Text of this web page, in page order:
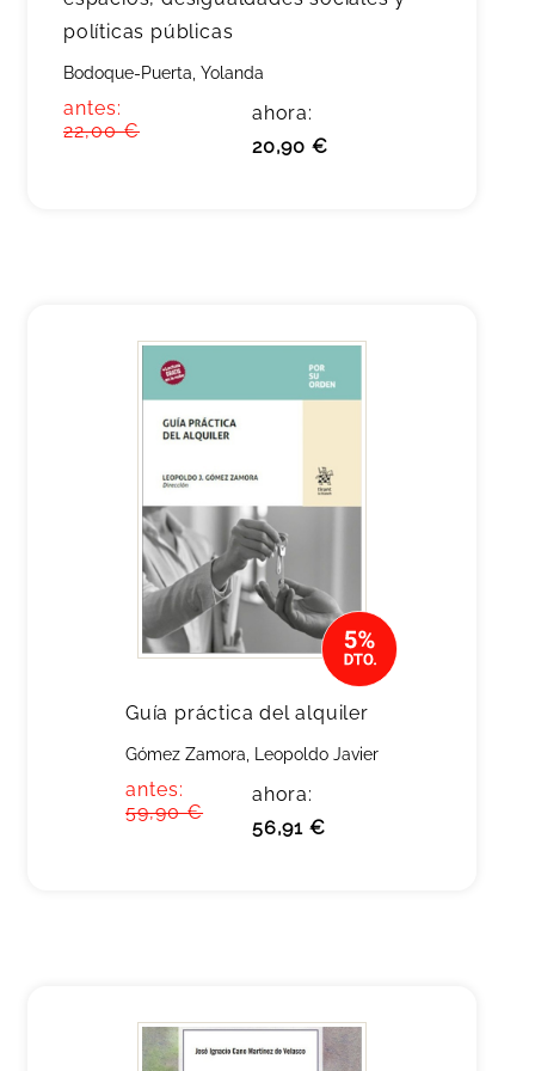
políticas públicas
Bodoque-Puerta, Yolanda
antes:
22,00 €
ahora:
20,90 €
Guía práctica del alquiler
Gómez Zamora, Leopoldo Javier
antes:
59,90 €
ahora:
56,91 €